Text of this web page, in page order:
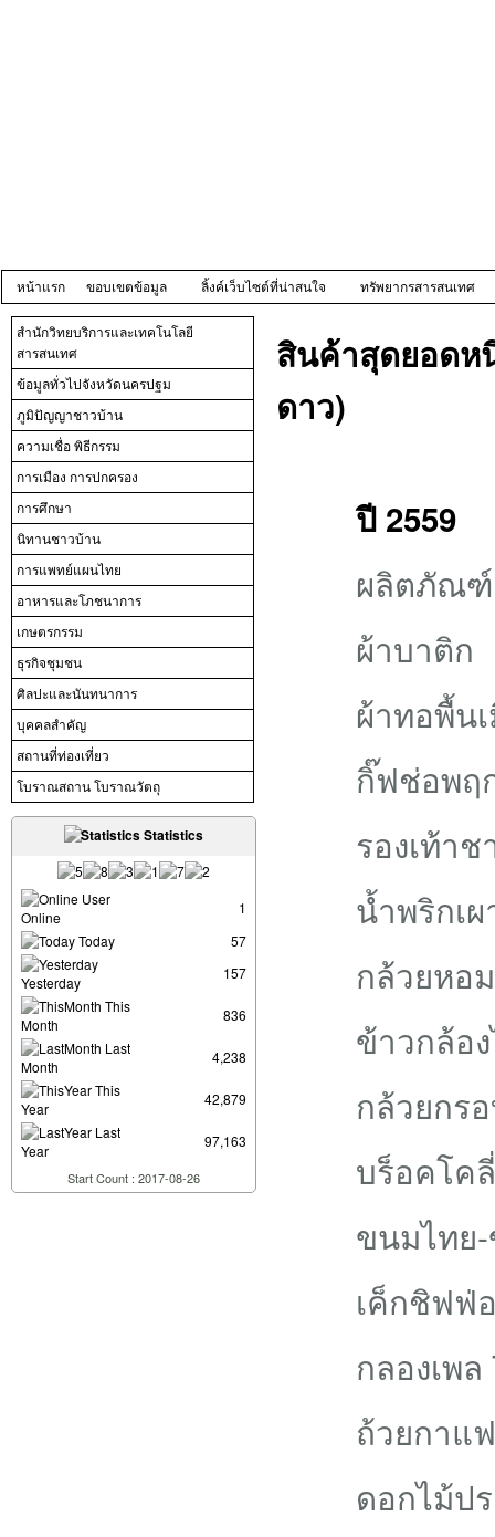
หน้าแรก ขอบเขตข้อมูล ลิ้งค์เว็บไซต์ที่น่าสนใจ ทรัพยากรสารสนเทศ
สำนักวิทยบริการและเทคโนโลยี
สารสนเทศ
ข้อมูลทั่วไปจังหวัดนครปฐม
ภูมิปัญญาชาวบ้าน
ความเชื่อ พิธีกรรม
การเมือง การปกครอง
การศึกษา
นิทานชาวบ้าน
การแพทย์แผนไทย
อาหารและโภชนาการ
เกษตรกรรม
ธุรกิจชุมชน
ศิลปะและนันทนาการ
บุคคลสำคัญ
สถานที่ท่องเที่ยว
โบราณสถาน โบราณวัตถุ
Statistics
User
Online
1
Today
57
Yesterday
157
This
Month
836
Last
Month
4,238
This
Year
42,879
Last
Year
97,163
Start Count : 2017-08-26
สินค้าสุดยอดห
ดาว)
ปี 2559
ผลิตภัณฑ์
ผ้าบาติก
ผ้าทอพื้น
กิ๊ฟช่อพฤ
รองเท้าช
น้ำพริกเ
กล้วยหอ
ข้าวกล้อ
กล้วยกร
บร็อคโค
ขนมไทย
เค็กชิฟฟ่
กลองเพ
ถ้วยกาแ
ดอกไม้ป